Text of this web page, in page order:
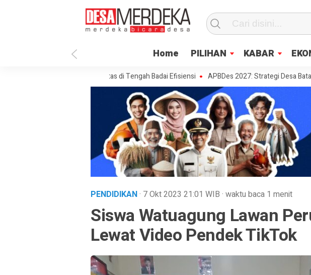
Home PILIHAN KABAR
Lompoe Merajut Prioritas di Tengah Badai Efisiensi APBDes 2027: Strategi Desa Batang Kejar
PENDIDIKAN· 7 Okt 2023 21:01 WIB · waktu baca 1 menit
Siswa Watuagung Lawan
Lewat Video Pendek TikTok